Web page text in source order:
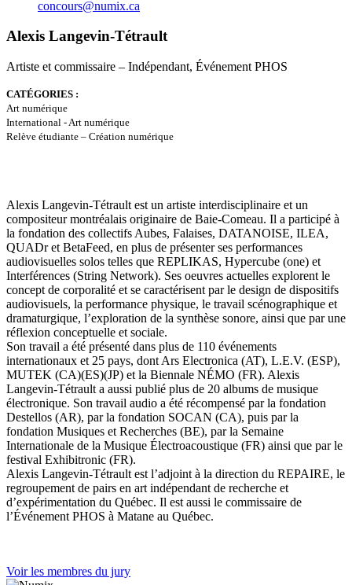
concours@numix.ca
Alexis Langevin-Tétrault
Artiste et commissaire – Indépendant, Événement PHOS
CATÉGORIES :
Art numérique
International - Art numérique
Relève étudiante – Création numérique
Alexis Langevin-Tétrault est un artiste interdisciplinaire et un
compositeur montréalais originaire de Baie-Comeau. Il a participé à
la fondation des collectifs Aubes, Falaises, DATANOISE, ILEA,
QUADr et BetaFeed, en plus de présenter ses performances
audiovisuelles solos telles que REPLIKAS, Hypercube (one) et
Interférences (String Network). Ses oeuvres actuelles explorent le
concept de corporalité et se caractérisent par le design de dispositifs
audiovisuels, la performance physique, le travail scénographique et
dramaturgique, l’exploration de la synthèse sonore, ainsi que par une
réflexion conceptuelle et sociale.
Son travail a été présenté dans plus de 110 événements
internationaux et 25 pays, dont Ars Electronica (AT), L.E.V. (ESP),
MUTEK (CA)(ES)(JP) et la Biennale NÉMO (FR). Alexis
Langevin-Tétrault a aussi publié plus de 20 albums de musique
électronique. Son travail audio a été récompensé par la fondation
Destellos (AR), par la fondation SOCAN (CA), puis par la
fondation Musiques et Recherches (BE), par la Semaine
Internationale de la Musique Électroacoustique (FR) ainsi que par le
festival Exhibitronic (FR).
Alexis Langevin-Tétrault est l’adjoint à la direction du REPAIRE, le
regroupement de pairs en art indépendant de recherche et
d’expérimentation du Québec. Il est aussi le commissaire de
l’Événement PHOS à Matane au Québec.
Voir les membres du jury